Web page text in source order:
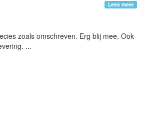
Lees meer
zoals omschreven. Erg blij mee. Ook
...